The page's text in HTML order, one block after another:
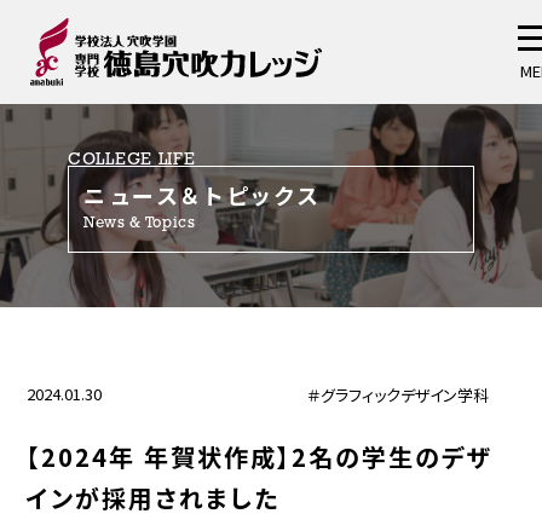
COLLEGE LIFE
ニュース＆トピックス
News & Topics
2024.01.30 ＃グラフィックデザイン学科
【2024年 年賀状作成】2名の学生のデザ
インが採用されました